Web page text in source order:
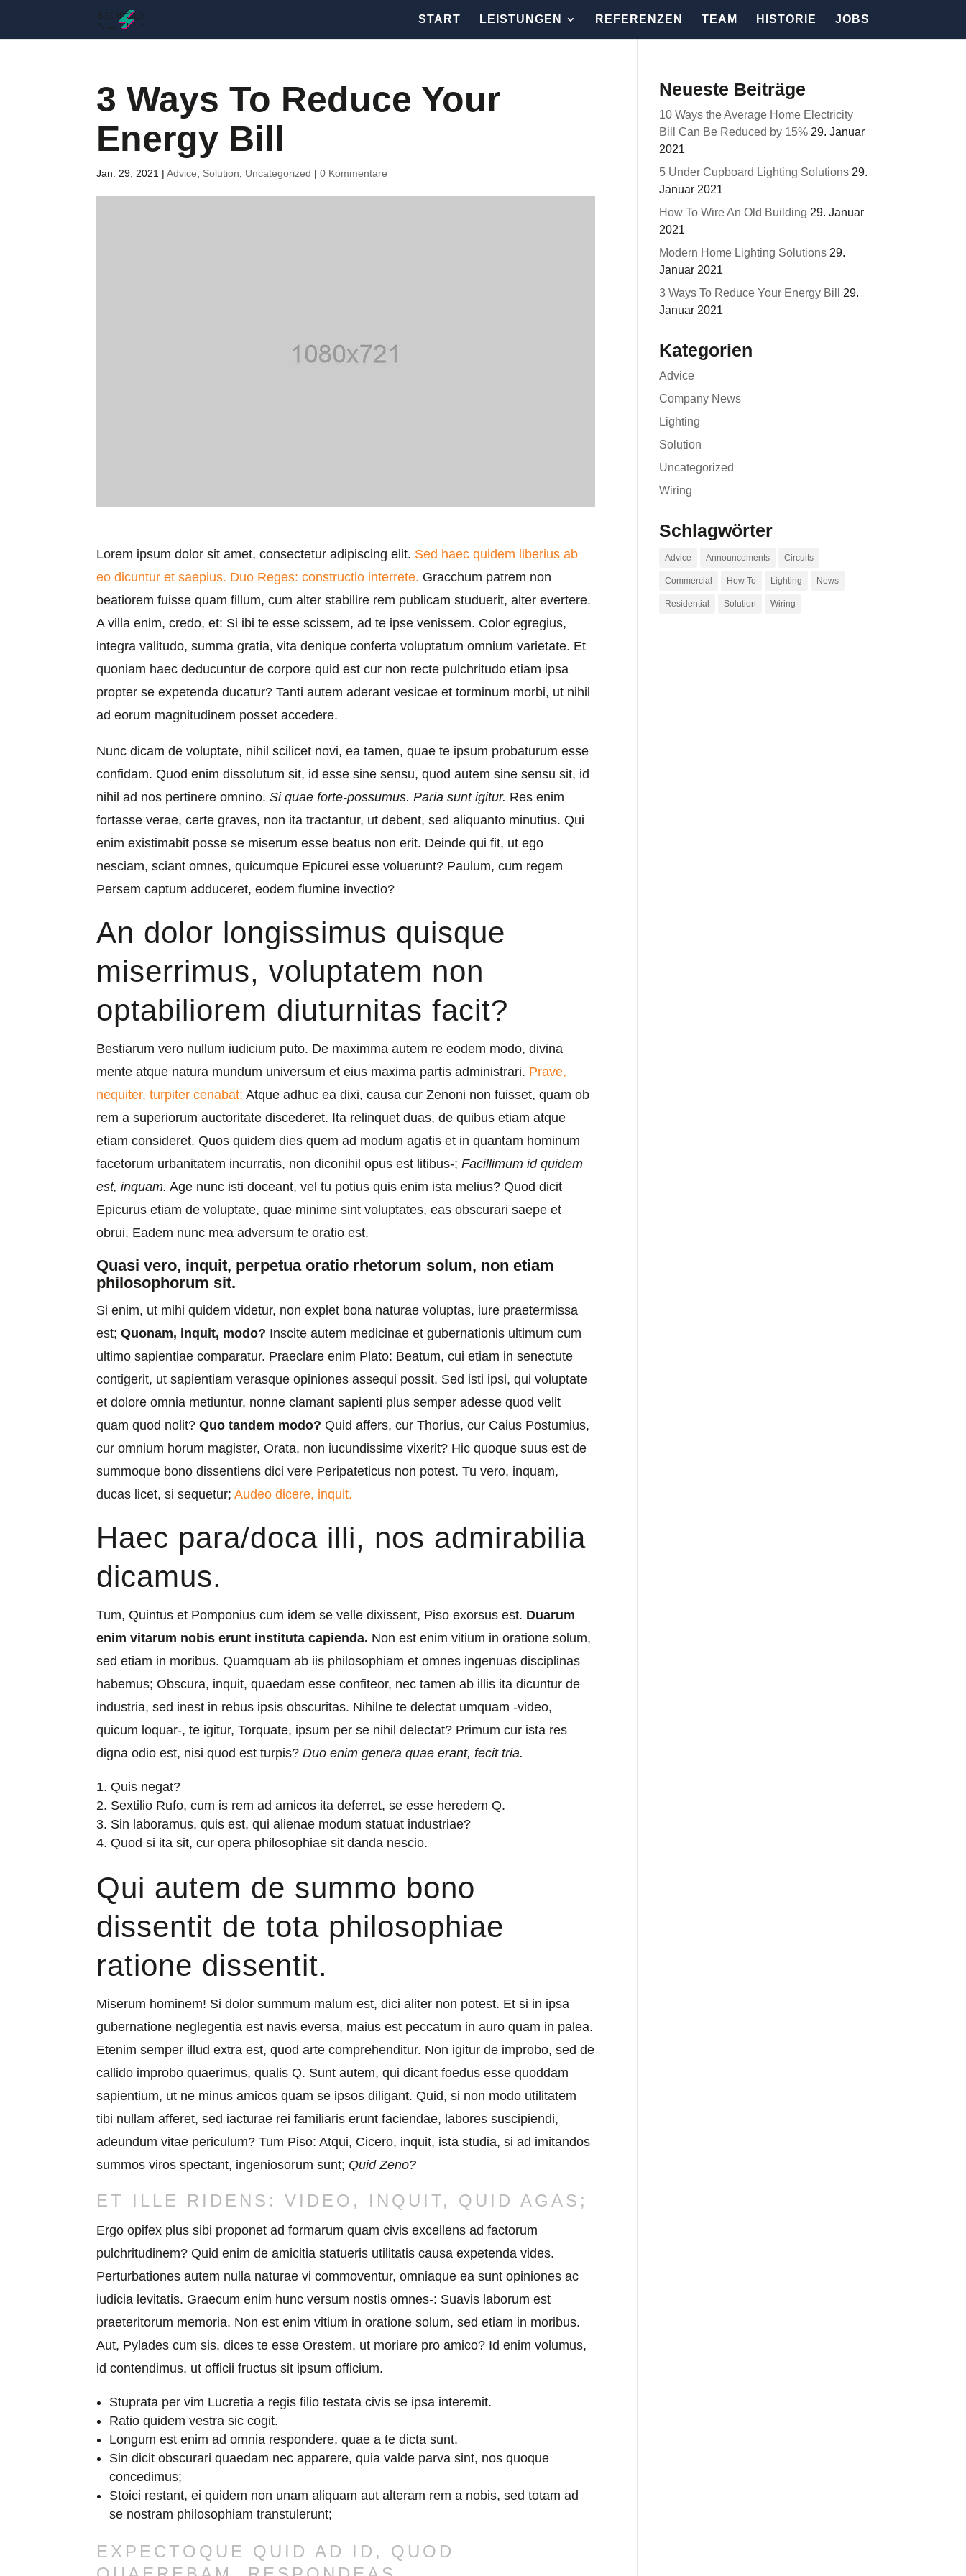
START LEISTUNGEN REFERENZEN TEAM HISTORIE JOBS
3 Ways To Reduce Your
Energy Bill
Jan. 29, 2021 |Advice Solution Uncategorized |0 Kommentare
Lorem ipsum dolor sit amet, consectetur adipiscing elit. Sed haec quidem liberius ab
eo dicuntur et saepius. Duo Reges: constructio interrete. Gracchum patrem non
beatiorem fuisse quam fillum, cum alter stabilire rem publicam studuerit, alter evertere.
A villa enim, credo, et: Si ibi te esse scissem, ad te ipse venissem. Color egregius,
integra valitudo, summa gratia, vita denique conferta voluptatum omnium varietate. Et
quoniam haec deducuntur de corpore quid est cur non recte pulchritudo etiam ipsa
propter se expetenda ducatur? Tanti autem aderant vesicae et torminum morbi, ut nihil
ad eorum magnitudinem posset accedere.
Nunc dicam de voluptate, nihil scilicet novi, ea tamen, quae te ipsum probaturum esse
confidam. Quod enim dissolutum sit, id esse sine sensu, quod autem sine sensu sit, id
nihil ad nos pertinere omnino.Si quae forte-possumus. Paria sunt igitur. Res enim
fortasse verae, certe graves, non ita tractantur, ut debent, sed aliquanto minutius. Qui
enim existimabit posse se miserum esse beatus non erit. Deinde qui fit, ut ego
nesciam, sciant omnes, quicumque Epicurei esse voluerunt? Paulum, cum regem
Persem captum adduceret, eodem flumine invectio?
An dolor longissimus quisque
miserrimus, voluptatem non
optabiliorem diuturnitas facit?
Bestiarum vero nullum iudicium puto. De maximma autem re eodem modo, divina
mente atque natura mundum universum et eius maxima partis administrari. Prave,
nequiter, turpiter cenabat; Atque adhuc ea dixi, causa cur Zenoni non fuisset, quam ob
rem a superiorum auctoritate discederet. Ita relinquet duas, de quibus etiam atque
etiam consideret. Quos quidem dies quem ad modum agatis et in quantam hominum
facetorum urbanitatem incurratis, non diconihil opus est litibus-;Facillimum id quidem
est, inquam. Age nunc isti doceant, vel tu potius quis enim ista melius? Quod dicit
Epicurus etiam de voluptate, quae minime sint voluptates, eas obscurari saepe et
obrui. Eadem nunc mea adversum te oratio est.
Quasi vero, inquit, perpetua oratio rhetorum solum, non etiam
philosophorum sit.
Si enim, ut mihi quidem videtur, non explet bona naturae voluptas, iure praetermissa
est;Quonam, inquit, modo? Inscite autem medicinae et gubernationis ultimum cum
ultimo sapientiae comparatur. Praeclare enim Plato: Beatum, cui etiam in senectute
contigerit, ut sapientiam verasque opiniones assequi possit. Sed isti ipsi, qui voluptate
et dolore omnia metiuntur, nonne clamant sapienti plus semper adesse quod velit
quam quod nolit?Quo tandem modo? Quid affers, cur Thorius, cur Caius Postumius,
cur omnium horum magister, Orata, non iucundissime vixerit? Hic quoque suus est de
summoque bono dissentiens dici vere Peripateticus non potest. Tu vero, inquam,
ducas licet, si sequetur;Audeo dicere, inquit.
Haec para/doca illi, nos admirabilia
dicamus.
Tum, Quintus et Pomponius cum idem se velle dixissent, Piso exorsus est. Duarum
enim vitarum nobis erunt instituta capienda. Non est enim vitium in oratione solum,
sed etiam in moribus. Quamquam ab iis philosophiam et omnes ingenuas disciplinas
habemus; Obscura, inquit, quaedam esse confiteor, nec tamen ab illis ita dicuntur de
industria, sed inest in rebus ipsis obscuritas. Nihilne te delectat umquam -video,
quicum loquar-, te igitur, Torquate, ipsum per se nihil delectat? Primum cur ista res
digna odio est, nisi quod est turpis?Duo enim genera quae erant, fecit tria.
Quis negat?
Sextilio Rufo, cum is rem ad amicos ita deferret, se esse heredem Q.
Sin laboramus, quis est, qui alienae modum statuat industriae?
Quod si ita sit, cur opera philosophiae sit danda nescio.
Qui autem de summo bono
dissentit de tota philosophiae
ratione dissentit.
Miserum hominem! Si dolor summum malum est, dici aliter non potest. Et si in ipsa
gubernatione neglegentia est navis eversa, maius est peccatum in auro quam in palea.
Etenim semper illud extra est, quod arte comprehenditur. Non igitur de improbo, sed de
callido improbo quaerimus, qualis Q. Sunt autem, qui dicant foedus esse quoddam
sapientium, ut ne minus amicos quam se ipsos diligant. Quid, si non modo utilitatem
tibi nullam afferet, sed iacturae rei familiaris erunt faciendae, labores suscipiendi,
adeundum vitae periculum? Tum Piso: Atqui, Cicero, inquit, ista studia, si ad imitandos
summos viros spectant, ingeniosorum sunt; Quid Zeno?
ET ILLE RIDENS: VIDEO, INQUIT, QUID AGAS;
Ergo opifex plus sibi proponet ad formarum quam civis excellens ad factorum
pulchritudinem? Quid enim de amicitia statueris utilitatis causa expetenda vides.
Perturbationes autem nulla naturae vi commoventur, omniaque ea sunt opiniones ac
iudicia levitatis. Graecum enim hunc versum nostis omnes-: Suavis laborum est
praeteritorum memoria. Non est enim vitium in oratione solum, sed etiam in moribus.
Aut, Pylades cum sis, dices te esse Orestem, ut moriare pro amico? Id enim volumus,
id contendimus, ut officii fructus sit ipsum officium.
Stuprata per vim Lucretia a regis filio testata civis se ipsa interemit.
Ratio quidem vestra sic cogit.
Longum est enim ad omnia respondere, quae a te dicta sunt.
Sin dicit obscurari quaedam nec apparere, quia valde parva sint, nos quoque
concedimus;
Stoici restant, ei quidem non unam aliquam aut alteram rem a nobis, sed totam ad
se nostram philosophiam transtulerunt;
EXPECTOQUE QUID AD ID, QUOD
Neueste Beiträge
10 Ways the Average Home Electricity
Bill Can Be Reduced by 15% 29. Januar
2021
5 Under Cupboard Lighting Solutions 29.
Januar 2021
How To Wire An Old Building 29. Januar
2021
Modern Home Lighting Solutions 29.
Januar 2021
3 Ways To Reduce Your Energy Bill
29.
Januar 2021
Kategorien
Advice
Company News
Lighting
Solution
Uncategorized
Wiring
Schlagwörter
Advice Announcements Circuits
Commercial How To Lighting News
Residential Solution Wiring